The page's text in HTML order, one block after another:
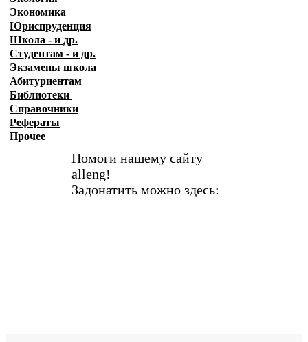
Экономика
Юриспруденция
Школа - и др.
Студентам - и др.
Экзамены школа
Абитуриентам
Библиотеки
Справочники
Рефераты
Прочее
Помоги нашему сайту
alleng!
Задонатить можно здесь: